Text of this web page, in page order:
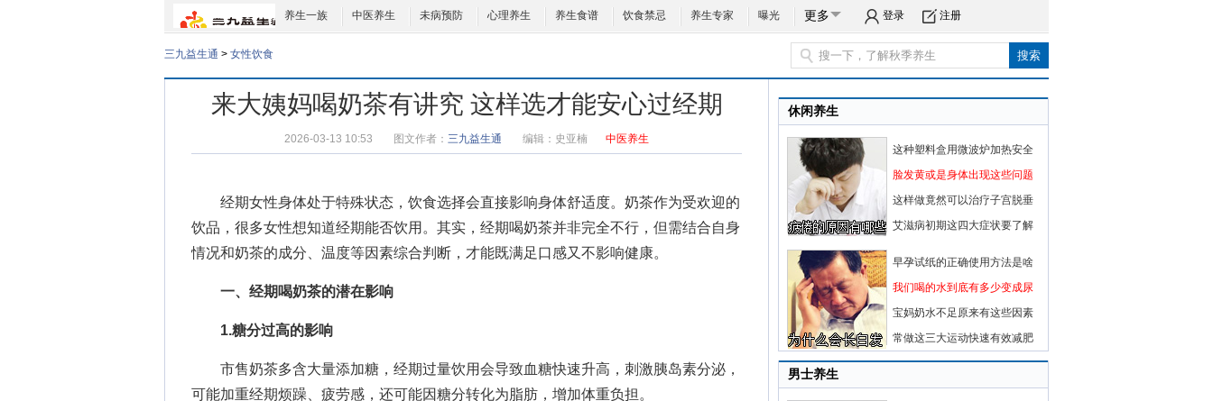
养生一族 中医养生 未病预防 心理养生 养生食谱 饮食禁忌 养生专家 曝光 更多 登录 注册
三九益生通 > 女性饮食
来大姨妈喝奶茶有讲究 这样选才能安心过经期
2026-03-13 10:53 图文作者： 三九益生通 编辑： 史亚楠 中医养生
经期女性身体处于特殊状态，饮食选择会直接影响身体舒适度。奶茶作为受欢迎的
饮品，很多女性想知道经期能否饮用。其实，经期喝奶茶并非完全不行，但需结合自身
情况和奶茶的成分、温度等因素综合判断，才能既满足口感又不影响健康。
一、经期喝奶茶的潜在影响
1.糖分过高的影响
市售奶茶多含大量添加糖，经期过量饮用会导致血糖快速升高，刺激胰岛素分泌，
可能加重经期烦躁、疲劳感，还可能因糖分转化为脂肪，增加体重负担。
休闲养生
这种塑料盒用微波炉加热安全
脸发黄或是身体出现这些问题
这样做竟然可以治疗子宫脱垂
艾滋病初期这四大症状要了解
早孕试纸的正确使用方法是啥
我们喝的水到底有多少变成尿
宝妈奶水不足原来有这些因素
常做这三大运动快速有效减肥
男士养生